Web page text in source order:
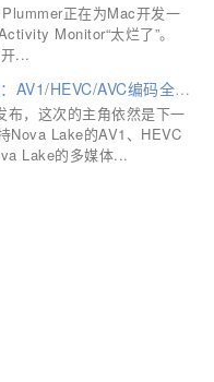
正在为Mac开发一
Monitor“太烂了”。
...
英特尔新驱动曝光Nova Lake新能力：AV1/HEVC/AVC编码全支持
，这次的主角依然是下一
Nova Lake的AV1、HEVC
Lake的多媒体...